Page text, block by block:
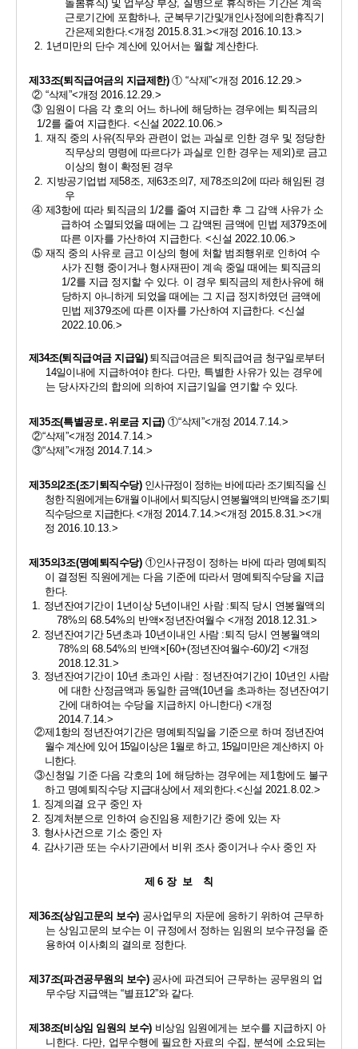
돌봄휴직) 및 업무상 부상, 질병으로 휴직하는 기간은 계속
근로기간에 포함하나, 군복무기간및개인사정에 의한휴직기
간은제외한다.<개정 2015.8.31.><개정 2016.10.13.>
2. 1 년미만의 단수 계산에 있어서는 월할 계산한다.
제33조(퇴직급여금의 지급제한) ① “삭제”<개정 2016.12.29.>
② “삭제”<개정 2016.12.29.>
③
1/2를 줄여 지급한다. <신설 2022.10.06.>
1. 재직 중의 사유(직무와 관련이 없는 과실로 인한 경우 및 정당한
직무상의 명령에 따르다가 과실로 인한 경우는 제외)로 금고
이상의 형이 확정된 경우
2. 지방공기업법 제58조 제63조의7, 제78조의 2에 따라 해임된 경
우
④ 제3항에 따라 퇴직금의 1/2를 줄여 지급한 후 그 감액 사유가 소
급하여 소멸되었을 때에는 그 감액된 금액에 민법 제379조에
따른 이자를 가산하여 지급한다. <신설 2022.10.06.>
⑤ 재직 중의 사유로 금고 이상의 형에 처할 범죄행위로 인하여 수
1/2를 지급 정지할 수 있다. 이 경우 퇴직금의 제한사유에 해
당하지 아니하게 되었을 때에는 그 지급 정지하였던 금액에
민법 제379조에 따른 이자를 가산하여 지급한다. <
2022.10.06.>
제34조(퇴직급여금 지급일)
14일이내에 지급하여야 한다. 다만, 특별한 사유가 있는 경우에
는 당사자간의 합의에 의하여 지급기일을 연기할 수 있다.
제35조(특별공로․위로금 지급) ①“삭제”<개정 2014.7.14.>
②“삭제”<개정 2014.7.14.>
③“삭제”<개정 2014.7.14.>
제35의2조(조기퇴직수당) 인사규정이 정하는 바에 따라 조기퇴직을 신
청한 직원에게는 6개월 이내에서 퇴직당시 연봉월액의 반액을 조기퇴
직수당으로 지급한다. <개정 2014.7.14.><개정 2015.8.31.><개
정 2016.10.13.>
제35의3조(명예퇴직수당) ①인사규정이 정하는 바에 따라 명예퇴직
이 결정된 직원에게는 다음 기준에 따라서 명예퇴직수당을 지급
한다.
1. 정년잔여기간이 1 년이상 5년이내인 사람 :
78%의 68.54%의 반액×정년잔여월수 <개정 2018.12.31.>
2. 정년잔여기간 5년초과 10년이내인 사람 :
78%의 68.54%의 반액 ×[60+(정년잔여월수-60)/2] <
2018.12.31.>
3. 정년잔여기간이 10년 초과인 사람 : 정년잔여기간이 10년인 사람
에 대한 산정금액과 동일한 금액(10년을 초과하는 정년잔여기
간에 대하여는 수당을 지급하지 아니한다) <
2014.7.14.>
②제 1
월수 계산에 있어 15일이상은 1월로 하고 , 15일미만은 계산하지 아
니한다.
③신청일 기준 다음 각호의 1에 해당하는 경우에는 제 1 항에도 불구
하고 명예퇴직수당 지급대상에서 제외한다.<신설 2021.8.02.>
1. 징계의결 요구 중인 자
2. 징계처분으로 인하여 승진임용 제한기간 중에 있는 자
3. 형사사건으로 기소 중인 자
4. 감사기관 또는 수사기관에서 비위 조사 중이거나 수사 중인 자
제 6 장  보    칙
제36조(상임고문의 보수) 공사업무의 자문에 응하기 위하여 근무하
는 상임고문의 보수는 이 규정에서 정하는 임원의 보수규정을 준
용하여 이사회의 결의로 정한다.
제37조(파견공무원의 보수) 공사에 파견되어 근무하는 공무원의 업
무수당 지급액는 “별표12”와 같다.
제38조(비상임 임원의 보수) 비상임 임원에게는 보수를 지급하지 아
니한다. 다만, 업무수행에 필요한 자료의 수집
분석에 소요되는